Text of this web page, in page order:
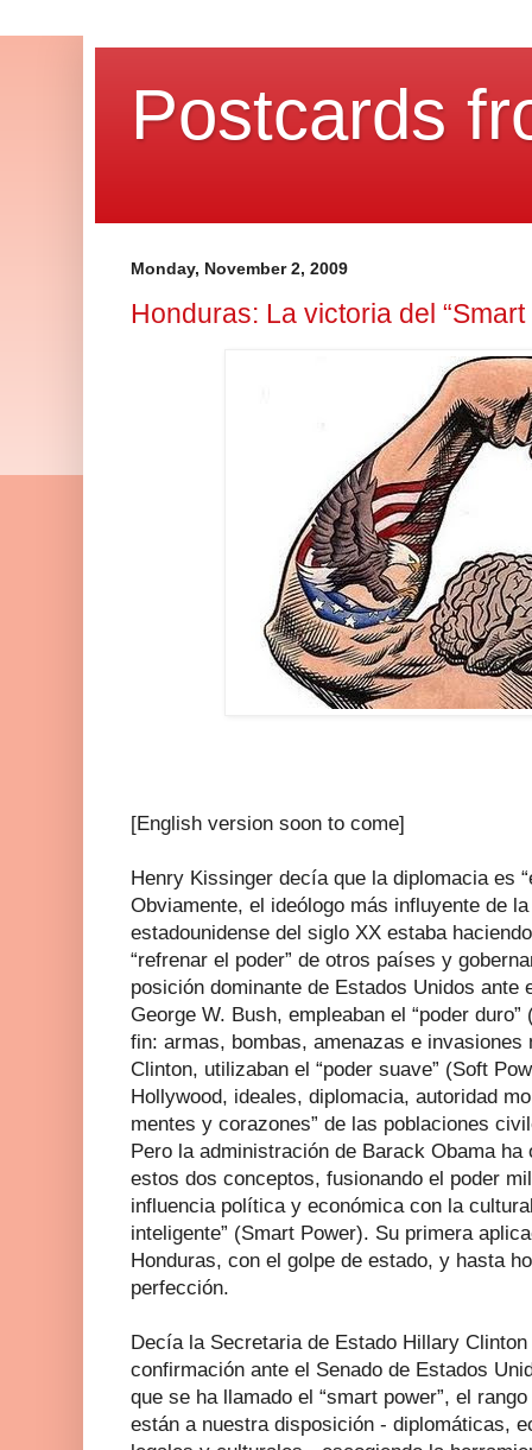
Postcards
Monday, November 2, 2009
Honduras: La victoria del “Smart
[English version soon to come]
Henry Kissinger decía que la diplomacia es
Obviamente, el ideólogo más influyente de
estadounidense del siglo XX estaba
“refrenar el poder” de otros países y
posición dominante de Estados Unidos ante
George W. Bush, empleaban el “poder
fin: armas, bombas, amenazas e
Clinton, utilizaban el “poder suave” (Soft
Hollywood, ideales, diplomacia, autoridad
mentes y corazones” de las poblaciones
Pero la administración de Barack Obama ha
estos dos conceptos, fusionando el poder
influencia política y económica con la
inteligente” (Smart Power). Su primera
Honduras, con el golpe de estado, y hasta
perfección.
Decía la Secretaria de Estado Hillary
confirmación ante el Senado de Estados
que se ha llamado el “smart power”, el
están a nuestra disposición - diplomáticas,